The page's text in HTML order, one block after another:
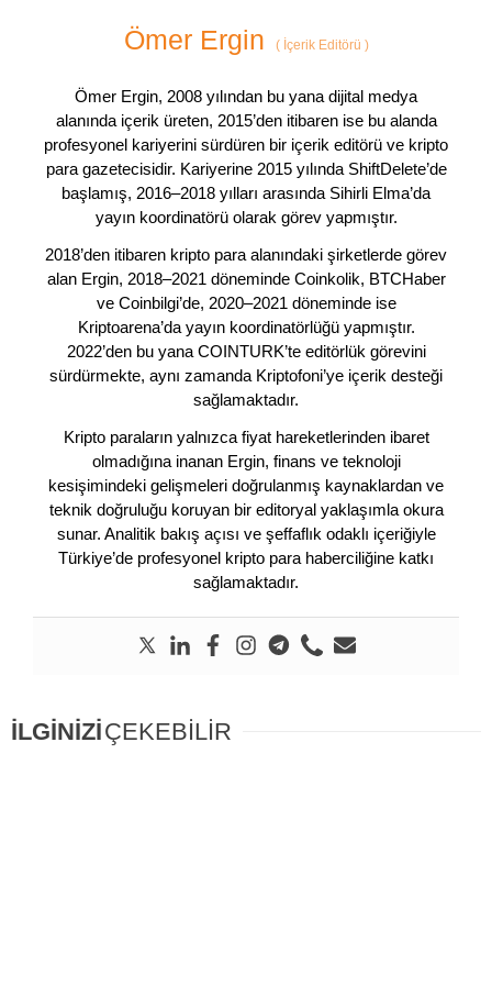
Ömer Ergin (İçerik Editörü )
Ömer Ergin, 2008 yılından bu yana dijital medya
alanında içerik üreten, 2015’den itibaren ise bu alanda
profesyonel kariyerini sürdüren bir içerik editörü ve kripto
para gazetecisidir. Kariyerine 2015 yılında ShiftDelete’de
başlamış, 2016–2018 yılları arasında Sihirli Elma’da
yayın koordinatörü olarak görev yapmıştır.
2018’den itibaren kripto para alanındaki şirketlerde görev
alan Ergin, 2018–2021 döneminde Coinkolik, BTCHaber
ve Coinbilgi’de, 2020–2021 döneminde ise
Kriptoarena’da yayın koordinatörlüğü yapmıştır.
2022’den bu yana COINTURK’te editörlük görevini
sürdürmekte, aynı zamanda Kriptofoni’ye içerik desteği
sağlamaktadır.
Kripto paraların yalnızca fiyat hareketlerinden ibaret
olmadığına inanan Ergin, finans ve teknoloji
kesişimindeki gelişmeleri doğrulanmış kaynaklardan ve
teknik doğruluğu koruyan bir editoryal yaklaşımla okura
sunar. Analitik bakış açısı ve şeffaflık odaklı içeriğiyle
Türkiye’de profesyonel kripto para haberciliğine katkı
sağlamaktadır.
İLGİNİZİÇEKEBİLİR